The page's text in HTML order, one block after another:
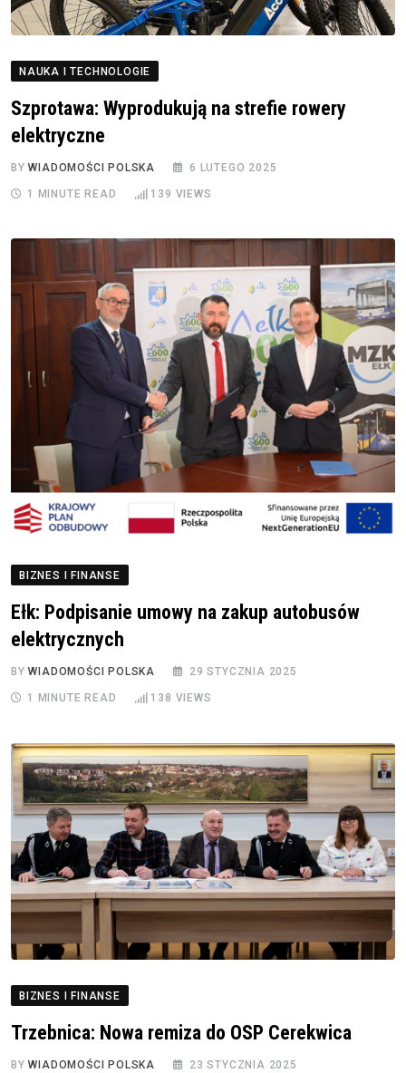
NAUKA I TECHNOLOGIE
Szprotawa: Wyprodukują na strefie rowery
elektryczne
BYWIADOMOŚCI POLSKA 6 LUTEGO 2025
1 MINUTE READ 139 VIEWS
BIZNES I FINANSE
Ełk: Podpisanie umowy na zakup autobusów
elektrycznych
BYWIADOMOŚCI POLSKA 29 STYCZNIA 2025
1 MINUTE READ 138 VIEWS
BIZNES I FINANSE
Trzebnica: Nowa remiza do OSP Cerekwica
BYWIADOMOŚCI POLSKA 23 STYCZNIA 2025